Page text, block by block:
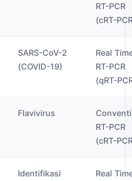
RT-PCR
(cRT-
SARS-CoV-2
(COVID-19)
Real
RT-PCR
(qRT-
Flavivirus
RT-PCR
(cRT-
Identifikasi
Real